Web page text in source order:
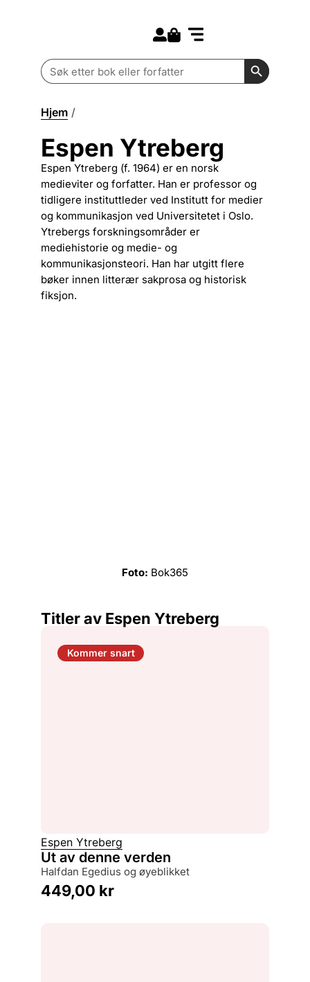
Search
for:
Search
Hjem /
Espen Ytreberg
Espen Ytreberg (f. 1964) er en norsk
medieviter og forfatter. Han er professor og
tidligere instituttleder ved Institutt for medier
og kommunikasjon ved Universitetet i Oslo.
Ytrebergs forskningsområder er
mediehistorie og medie- og
kommunikasjonsteori. Han har utgitt flere
bøker innen litterær sakprosa og historisk
fiksjon.
Foto: Bok365
Titler av Espen Ytreberg
Kommer snart
Espen Ytreberg
Ut av denne verden
Halfdan Egedius og øyeblikket
449,00 kr